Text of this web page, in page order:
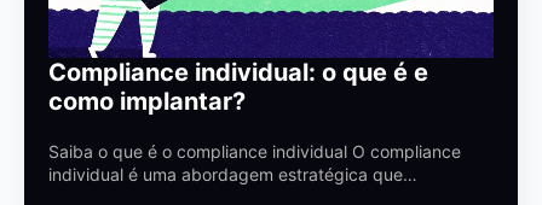
Compliance individual: o que é e
como implantar?
Saiba o que é o compliance individual O compliance
individual é uma abordagem estratégica que…